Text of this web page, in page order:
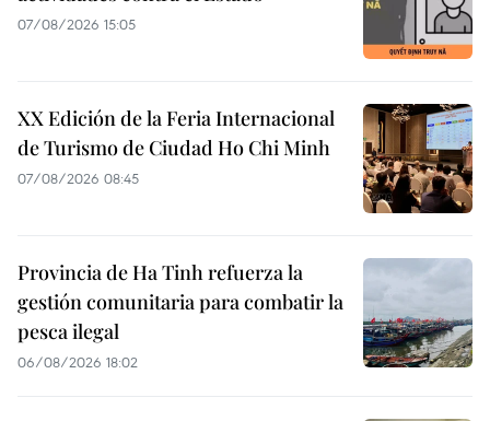
07/08/2026 15:05
XX Edición de la Feria Internacional
de Turismo de Ciudad Ho Chi Minh
07/08/2026 08:45
Provincia de Ha Tinh refuerza la
gestión comunitaria para combatir la
pesca ilegal
06/08/2026 18:02